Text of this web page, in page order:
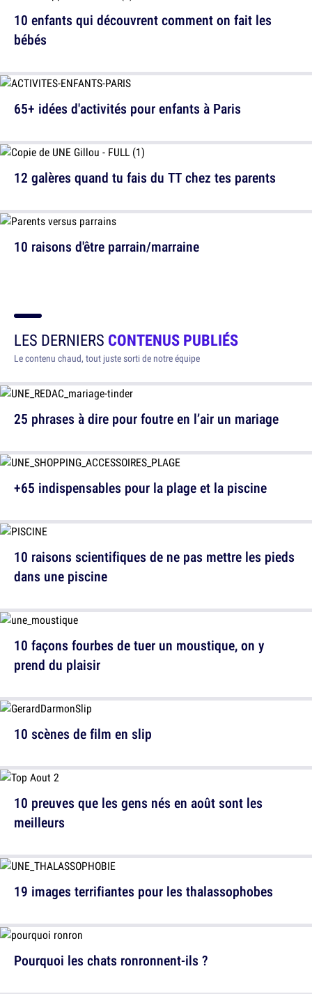
65+ idées d'activités pour enfants à Paris
10 raisons d'être parrain/marraine
10 enfants qui découvrent comment on fait les
bébés
12 galères quand tu fais du TT chez tes parents
LES DERNIERS CONTENUS PUBLIÉS
Le contenu chaud, tout juste sorti de notre équipe
25 phrases à dire pour foutre en l’air un mariage
10 raisons scientifiques de ne pas mettre les pieds
dans une piscine
10 scènes de film en slip
19 images terrifiantes pour les thalassophobes
+65 indispensables pour la plage et la piscine
10 façons fourbes de tuer un moustique, on y
prend du plaisir
10 preuves que les gens nés en août sont les
meilleurs
Pourquoi les chats ronronnent-ils ?